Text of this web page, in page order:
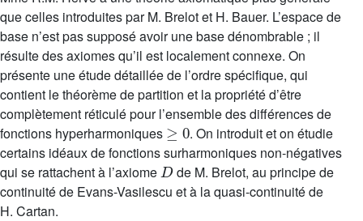
que celles introduites par M. Brelot et H. Bauer. L’espace de
base n’est pas supposé avoir une base dénombrable ; il
résulte des axiomes qu’il est localement connexe. On
présente une étude détaillée de l’ordre spécifique, qui
contient le théorème de partition et la propriété d’être
complètement réticulé pour l’ensemble des différences de
fonctions hyperharmoniques
≥0
. On introduit et on étudie
certains idéaux de fonctions surharmoniques non-négatives
qui se rattachent à l’axiome
D
de M. Brelot, au principe de
continuité de Evans-Vasilescu et à la quasi-continuité de
H. Cartan.